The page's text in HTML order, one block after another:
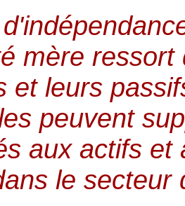
mère
et leurs
peuvent
aux actifs
le secteur